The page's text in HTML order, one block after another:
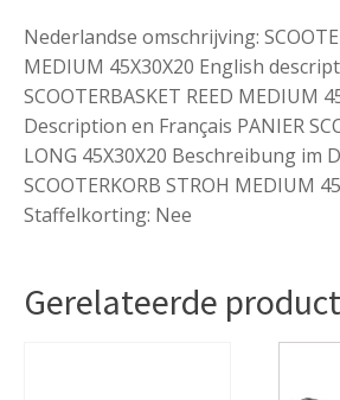
Nederlandse omschrijving:
MEDIUM 45X30X20 English
SCOOTERBASKET REED MEDIUM
Description en Français PANIER
LONG 45X30X20 Beschreibung im
SCOOTERKORB STROH MEDIUM
Staffelkorting: Nee
Gerelateerde